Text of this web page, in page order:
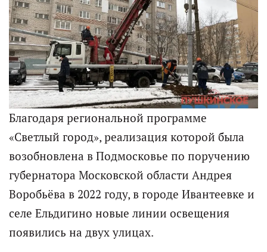
Благодаря региональной программе
«Светлый город», реализация которой была
возобновлена в Подмосковье по поручению
губернатора Московской области Андрея
Воробьёва в 2022 году, в городе Ивантеевке и
селе Ельдигино новые линии освещения
появились на двух улицах.